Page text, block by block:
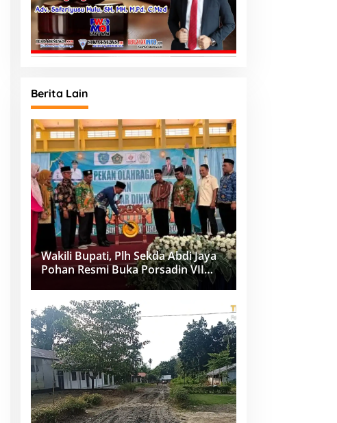
Berita Lain
Wakili Bupati, Plh Sekda Abdi Jaya
Pohan Resmi Buka Porsadin VII
Kabupaten Labuhanbatu